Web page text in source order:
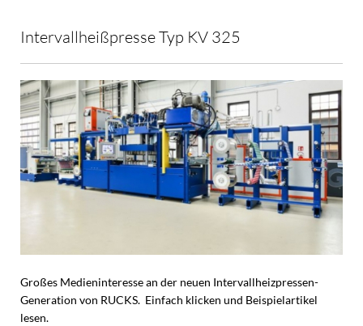
Intervallheißpresse Typ KV 325
Großes Medieninteresse an der neuen Intervallheizpressen-
Generation von RUCKS. Einfach klicken und Beispielartikel
lesen.